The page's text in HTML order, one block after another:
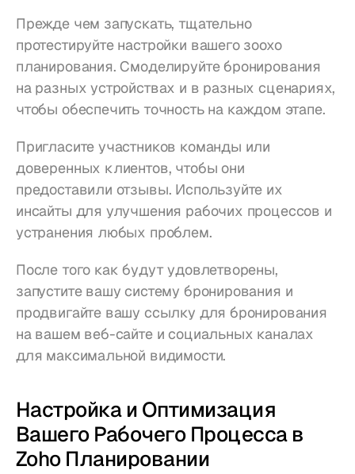
Прежде чем запускать, тщательно
протестируйте настройки вашего зоохо
планирования. Смоделируйте бронирования
на разных устройствах и в разных сценариях,
чтобы обеспечить точность на каждом этапе.
Пригласите участников команды или
доверенных клиентов, чтобы они
предоставили отзывы. Используйте их
инсайты для улучшения рабочих процессов и
устранения любых проблем.
После того как будут удовлетворены,
запустите вашу систему бронирования и
продвигайте вашу ссылку для бронирования
на вашем веб-сайте и социальных каналах
для максимальной видимости.
Настройка и Оптимизация
Вашего Рабочего Процесса в
Zoho Планировании